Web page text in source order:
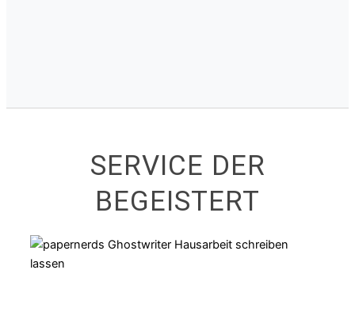
SERVICE DER
BEGEISTERT